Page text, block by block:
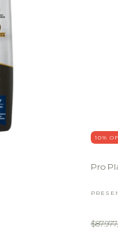
10%
Pro